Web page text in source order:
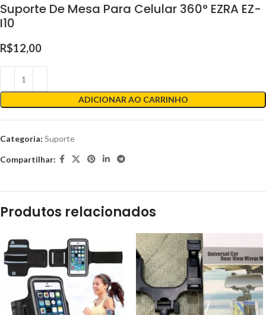
Suporte De Mesa Para Celular 360° EZRA EZ-
I10
R$12,00
ADICIONAR AO CARRINHO
Categoria: Suporte
Compartilhar:
Produtos relacionados